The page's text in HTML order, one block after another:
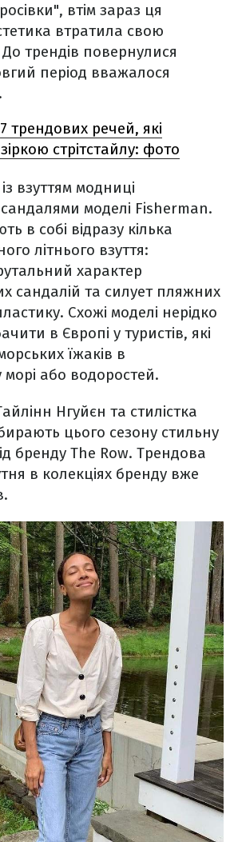
втім зараз ця
втратила свою
До трендів повернулися
період вважалося
7 трендових речей, які
стрітстайлу: фото
взуттям модниці
моделі Fisherman.
в собі відразу кілька
літнього взуття:
характер
сандалій та силует пляжних
Схожі моделі нерідко
в Європі у туристів, які
їжаків в
морі або водоростей.
Нгуйєн та стилістка
цього сезону стильну
бренду The Row. Трендова
в колекціях бренду вже